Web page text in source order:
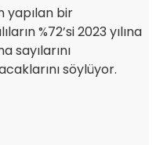
yapılan bir
%72’si 2023 yılına
sayılarını
söylüyor.